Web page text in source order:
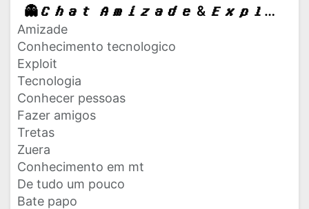
👻𝑪𝒉𝒂𝒕 𝑨𝒎𝒊𝒛𝒂𝒅𝒆 & 𝑬𝒙𝒑𝒍𝒐𝒊𝒕 𝒘𝒉𝒂𝒕𝒔𝒂𝒑𝒑 🫡
Amizade
Conhecimento tecnologico
Exploit
Tecnologia
Conhecer pessoas
Fazer amigos
Tretas
Zuera
Conhecimento em mt
De tudo um pouco
Bate papo